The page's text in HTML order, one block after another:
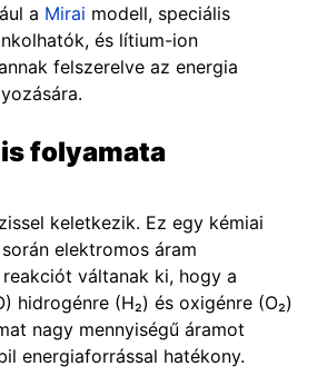
a Mirai modell, speciális
és lítium-ion
felszerelve az energia
folyamata
keletkezik. Ez egy kémiai
elektromos áram
váltanak ki, hogy a
hidrogénre (H₂) és oxigénre (O₂)
nagy mennyiségű áramot
energiaforrással hatékony.